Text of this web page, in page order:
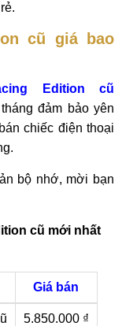
cũ giá bao
Edition cũ
đảm bảo yên
chiếc điện thoại
bộ nhớ, mời bạn
cũ mới nhất
Giá bán
5.850.000 ₫